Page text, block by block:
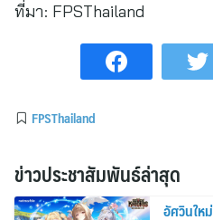
ที่มา: FPSThailand
FPSThailand
ข่าวประชาสัมพันธ์ล่าสุด
อัศวินให